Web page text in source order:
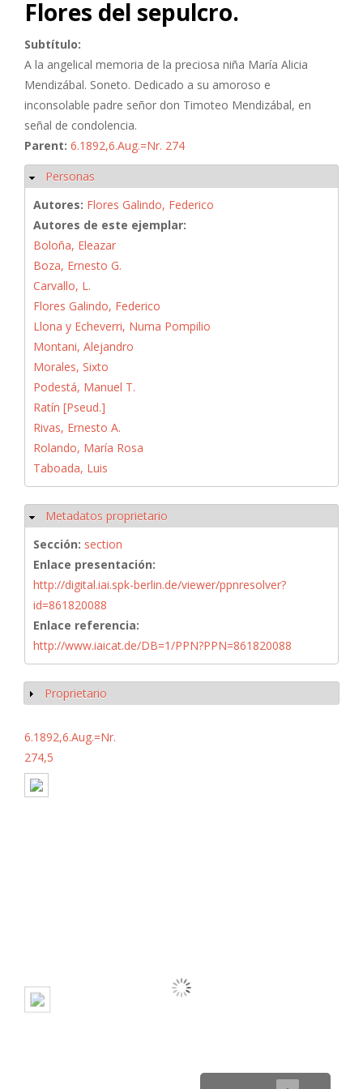
Flores del sepulcro.
Subtítulo:
A la angelical memoria de la preciosa niña María Alicia
Mendizábal. Soneto. Dedicado a su amoroso e
inconsolable padre señor don Timoteo Mendizábal, en
señal de condolencia.
Parent: 6.1892,6.Aug.=Nr. 274
Ocultar
Personas
Autores: Flores Galindo, Federico
Autores de este ejemplar:
Boloña, Eleazar
Boza, Ernesto G.
Carvallo, L.
Flores Galindo, Federico
Llona y Echeverri, Numa Pompilio
Montani, Alejandro
Morales, Sixto
Podestá, Manuel T.
Ratín [Pseud.]
Rivas, Ernesto A.
Rolando, María Rosa
Taboada, Luis
Ocultar
Metadatos proprietario
Sección: section
Enlace presentación:
http://digital.iai.spk-berlin.de/viewer/ppnresolver?
id=861820088
Enlace referencia:
http://www.iaicat.de/DB=1/PPN?PPN=861820088
Mostrar
Proprietario
6.1892,6.Aug.=Nr.
274,5